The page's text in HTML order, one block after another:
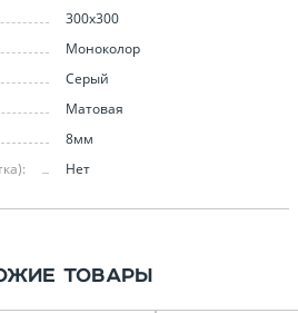
300х300
Моноколор
Серый
Матовая
8мм
Нет
товары